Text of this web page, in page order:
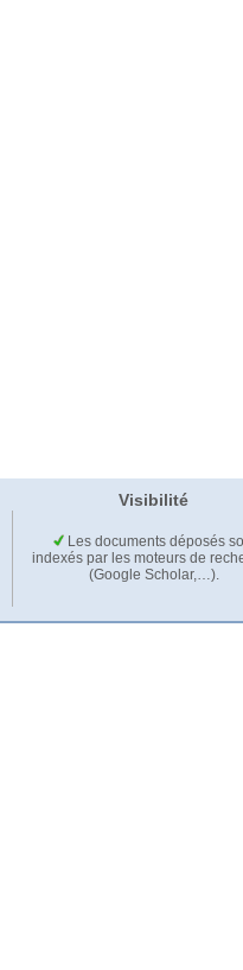
Visibilité
Les documents déposés
indexés par les moteurs de
(Google Scholar,…).